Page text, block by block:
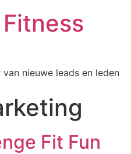
nieuwe leads en leden
Fit Fun